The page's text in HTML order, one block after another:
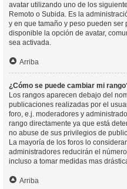
avatar utilizando uno de los
Remoto o Subida. Es la
y en que tamaño y peso pueden
disponible la opción de avatar,
sea activada.
Arriba
¿Cómo se puede cambiar mi
Los rangos aparecen debajo del
publicaciones realizadas por el
foro, e.j. moderadores y
rango directamente ya que está
no abuse de sus privilegios de
La mayoría de los foros lo
administradores reducirán el
incluso a tomar medidas mas
Arriba